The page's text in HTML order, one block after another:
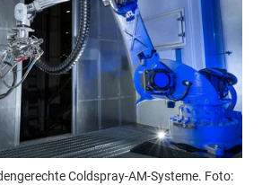
Coldspray-AM-Systeme. Foto: